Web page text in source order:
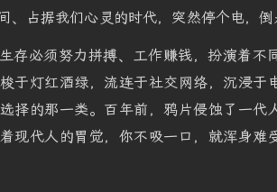
、占据我们心灵的时代，突然停个电，倒
存必须努力拼搏、工作赚钱，扮演着不
于灯红酒绿，流连于社交网络，沉浸于
择的那一类。百年前，鸦片侵蚀了一
现代人的胃觉，你不吸一口，就浑身难